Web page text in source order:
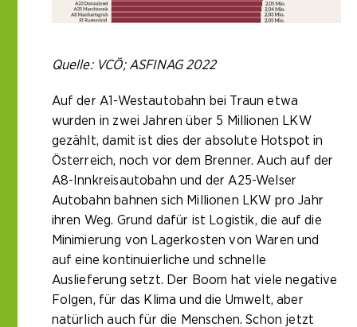
Quelle: VCÖ; ASFINAG 2022
Auf der A1-Westautobahn bei Traun etwa
wurden in zwei Jahren über 5 Millionen LKW
gezählt, damit ist dies der absolute Hotspot in
Österreich, noch vor dem Brenner. Auch auf der
A8-Innkreisautobahn und der A25-Welser
Autobahn bahnen sich Millionen LKW pro Jahr
ihren Weg. Grund dafür ist Logistik, die auf die
Minimierung von Lagerkosten von Waren und
auf eine kontinuierliche und schnelle
Auslieferung setzt. Der Boom hat viele negative
Folgen, für das Klima und die Umwelt, aber
natürlich auch für die Menschen. Schon jetzt